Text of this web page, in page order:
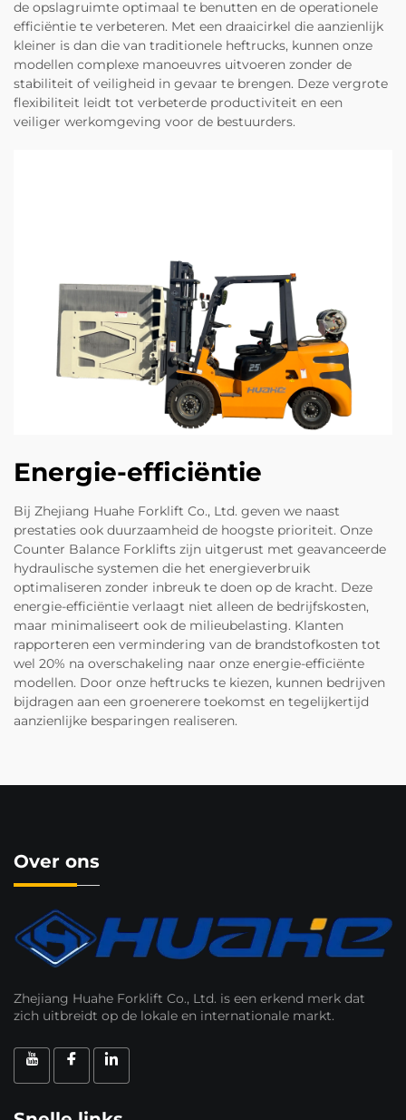
de opslagruimte optimaal te benutten en de operationele
efficiëntie te verbeteren. Met een draaicirkel die aanzienlijk
kleiner is dan die van traditionele heftrucks, kunnen onze
modellen complexe manoeuvres uitvoeren zonder de
stabiliteit of veiligheid in gevaar te brengen. Deze vergrote
flexibiliteit leidt tot verbeterde productiviteit en een
veiliger werkomgeving voor de bestuurders.
Energie-efficiëntie
Bij Zhejiang Huahe Forklift Co., Ltd. geven we naast
prestaties ook duurzaamheid de hoogste prioriteit. Onze
Counter Balance Forklifts zijn uitgerust met geavanceerde
hydraulische systemen die het energieverbruik
optimaliseren zonder inbreuk te doen op de kracht. Deze
energie-efficiëntie verlaagt niet alleen de bedrijfskosten,
maar minimaliseert ook de milieubelasting. Klanten
rapporteren een vermindering van de brandstofkosten tot
wel 20% na overschakeling naar onze energie-efficiënte
modellen. Door onze heftrucks te kiezen, kunnen bedrijven
bijdragen aan een groenerere toekomst en tegelijkertijd
aanzienlijke besparingen realiseren.
Over ons
Zhejiang Huahe Forklift Co., Ltd. is een erkend merk dat
zich uitbreidt op de lokale en internationale markt.